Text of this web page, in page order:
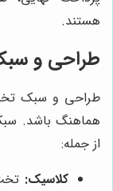
هستند.
طراحی و
طراحی و سبک
هماهنگ باشد.
از جمله:
کلاسیک: